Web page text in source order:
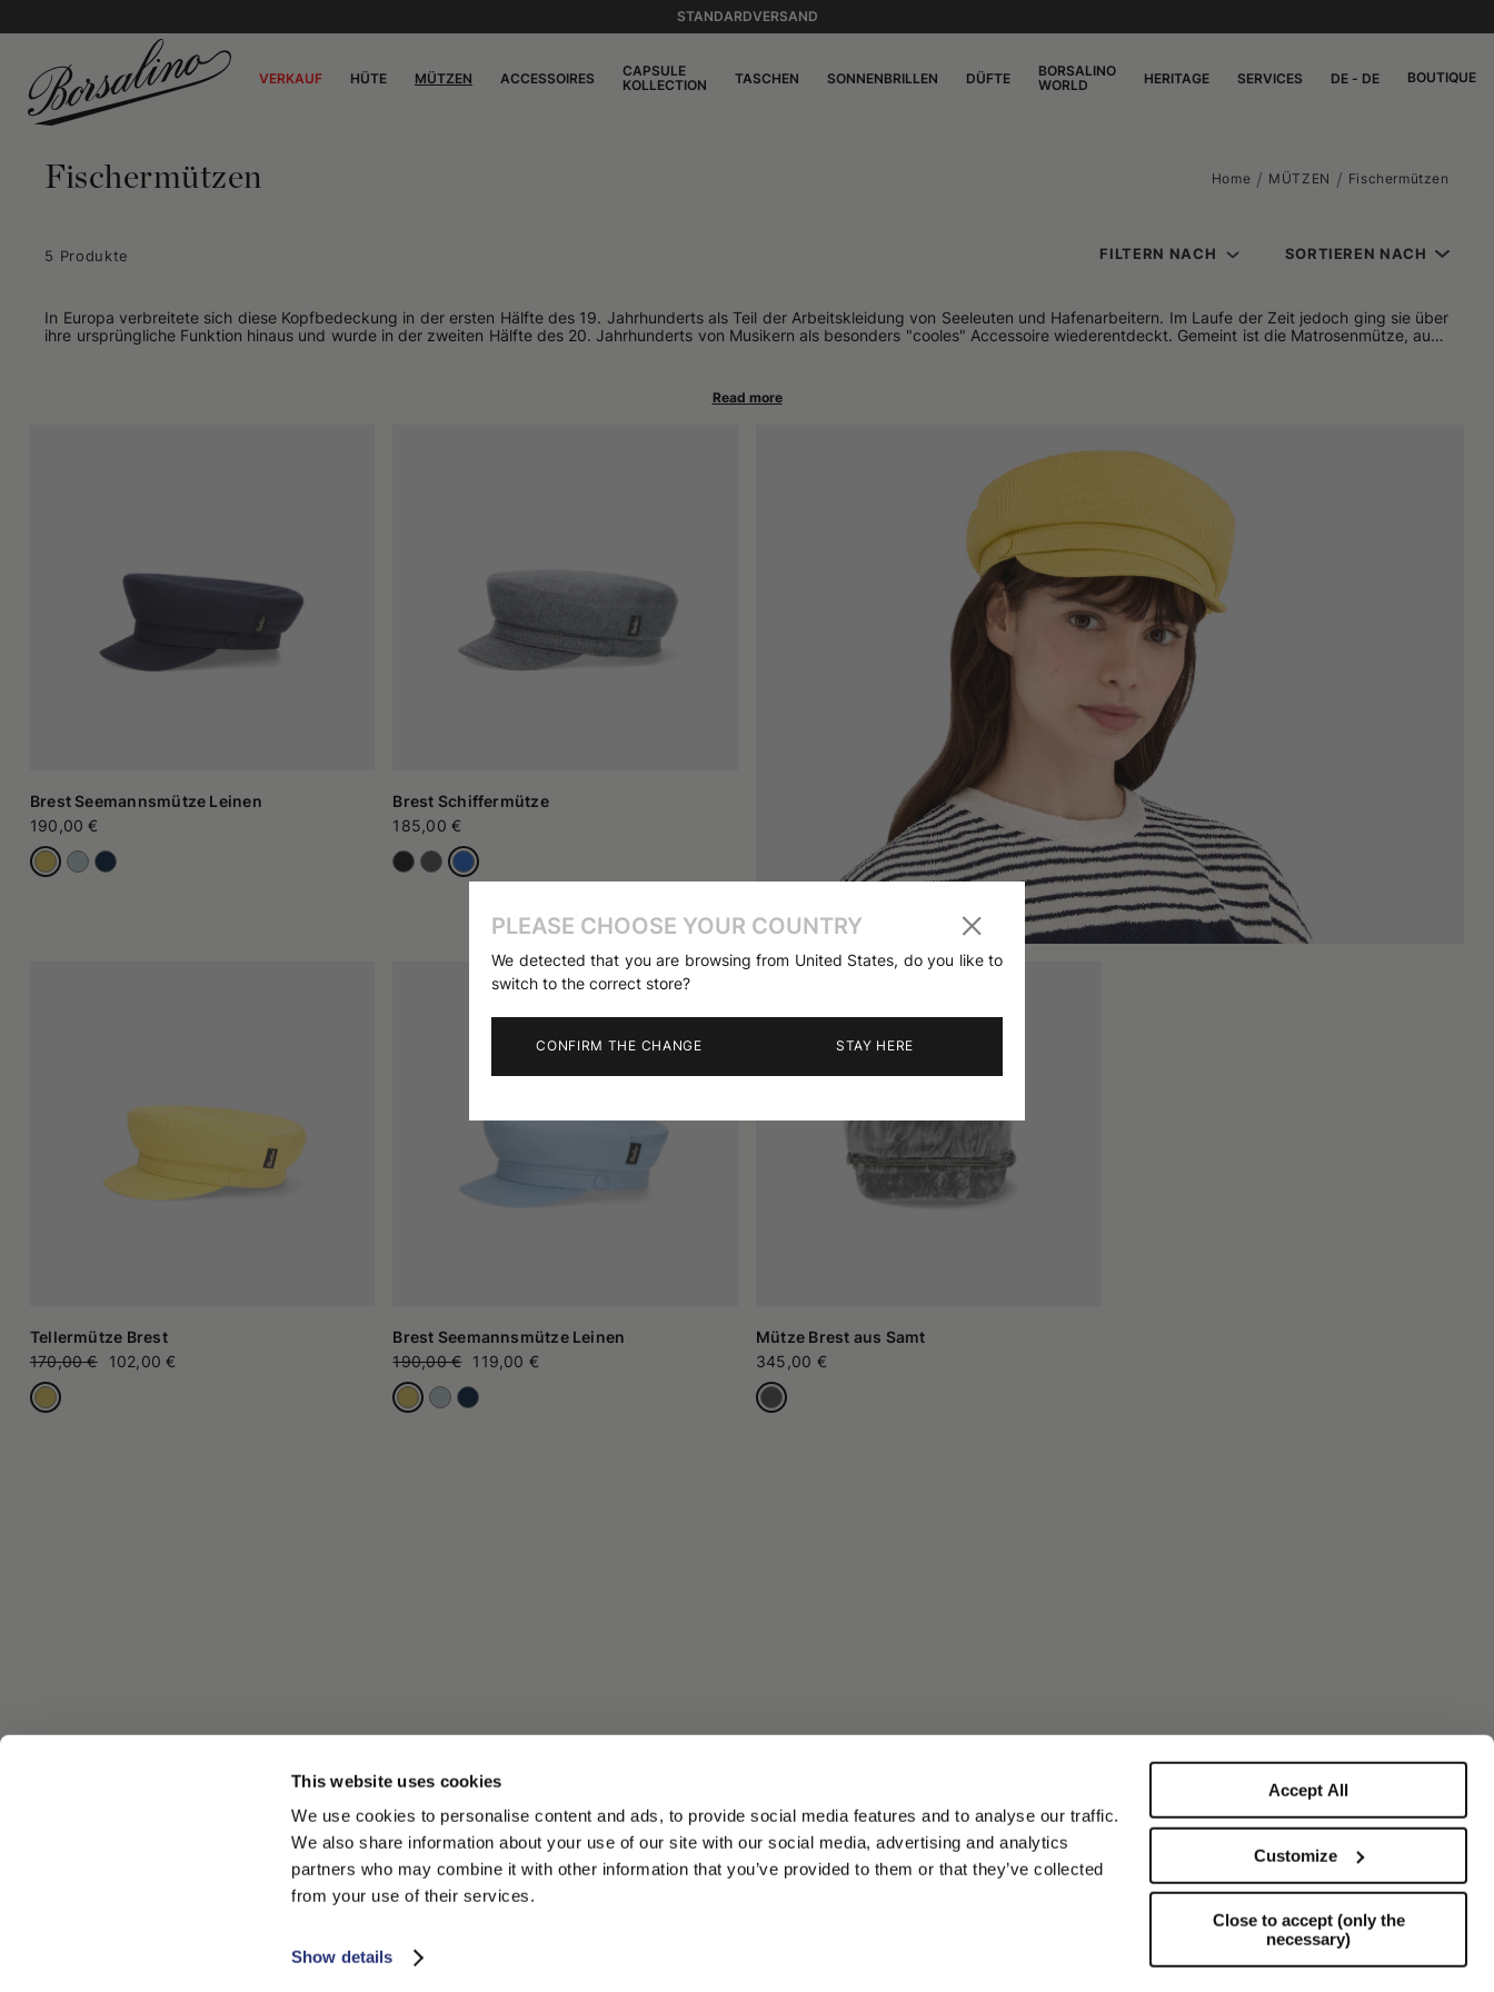
This website uses cookies
We use cookies to personalise content and ads, to provide social media features and to analyse our traffic.
We also share information about your use of our site with our social media, advertising and analytics
partners who may combine it with other information that you’ve provided to them or that they’ve collected
from your use of their services.
Show details
Accept All
Customize
Close to accept (only the
necessary)
Unterstützung
STANDARDVERSAND
VERKAUF HÜTE MÜTZEN ACCESSOIRES
CAPSULE
KOLLECTION
TASCHEN SONNENBRILLEN DÜFTE
BORSALINO
WORLD
HERITAGE SERVICES DE - DE BOUTIQUE
PLEASE CHOOSE YOUR COUNTRY
We detected that you are browsing from United States, do you like to
switch to the correct store?
CONFIRM THE CHANGE STAY HERE
Fischermützen Home MÜTZEN Fischermützen
5 Produkte FILTERN NACH SORTIEREN NACH
In Europa verbreitete sich diese Kopfbedeckung in der ersten Hälfte des 19. Jahrhunderts als Teil der Arbeitskleidung von Seeleuten und Hafenarbeitern. Im Laufe der Zeit jedoch ging sie über
ihre ursprüngliche Funktion hinaus und wurde in der zweiten Hälfte des 20. Jahrhunderts von Musikern als besonders "cooles" Accessoire wiederentdeckt. Gemeint ist die Matrosenmütze, auch
Formell handelt es sich um eine Kopfbedeckung mit flacher, weicher Krone und kleinem Schirm, die sich durch ihre unstrukturierte Konstruktion von ähnlichen Modellen der Militär- oder
Polizeiuniformen unterscheidet. Es existieren zahlreiche Varianten dieses vielseitigen Hutes, der im Laufe seiner langen und spannenden Geschichte sogar von Persönlichkeiten wie den
Wer Griechenland besucht hat, kennt diese Mütze von den Fischern in den Küstendörfern, die eine Version mit einem zwischen Krone und Schirm eingenähten Kordelband tragen. Legendär ist
auch das Modell, das der Schauspieler Anthony Quinn als Alexis Zorbas im Film *Alexis Sorbas* (1964, Regie: Michael Cacoyannis) trug.
Eine schwarze Version dieser Mütze mit schmaler Krone und besticktem Band wurde im Russland des 19. Jahrhunderts getragen und später von Kibbuz-Bauern in Israel übernommen. Auch im
Kino ist sie präsent: unvergesslich sind die Modelle, die britische Undercover-Agenten in *Die Kanonen von Navarone* (1961) tragen, sowie jene im Film *Anatevka* (*Der Fiedler auf dem Dach*,
In den 1950er-Jahren wurde die schwarze Leder-Variante dieser Mütze von Rocker- und Greaser-Subkulturen übernommen, inspiriert vom Film *Der Wilde* (1953, Regie: László Benedek), in
dem Marlon Brando den Motorradfahrer Johnny Strabler verkörpert. Diese Lederversion wird auch "Biker Cap" genannt.
Zur gleichen Zeit wurde eine gestrickte Variante bei in Großbritannien und den USA lebenden jamaikanischen Rastafarians populär, die sie zur Unterbringung ihrer Dreadlocks nutzten. Ab den
1970er-Jahren wurde die Matrosenmütze schließlich zu einem Symbol der Gegenkultur, das von Männern und Frauen gleichermaßen geschätzt wurde: Musiker wie John Lennon und Bob Dylan
trugen sie gelegentlich bei öffentlichen Auftritten und machten sie zu einem Kultobjekt.
Im Laufe der Jahrzehnte haben sich Trends verändert, doch ikonische Stücke bleiben bestehen. Dank ihrer langen, vielschichtigen Geschichte besitzt die Matrosenmütze einen einzigartigen
Charme und kann jedes Outfit allein verändern. Borsalino bietet zahlreiche Modelle für Frühling/Sommer sowie Herbst/Winter an, die jeweils von den Kollektionen der Marke neu interpretiert
Brest Seemannsmütze Leinen
190,00 €
Brest Schiffermütze
185,00 €
Tellermütze Brest
170,00 €
102,00 €
Brest Seemannsmütze Leinen
190,00 €
119,00 €
Mütze Brest aus Samt
345,00 €